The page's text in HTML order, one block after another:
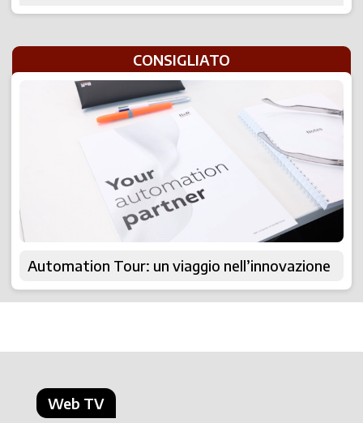
CONSIGLIATO
Automation Tour: un viaggio nell’innovazione
Web TV